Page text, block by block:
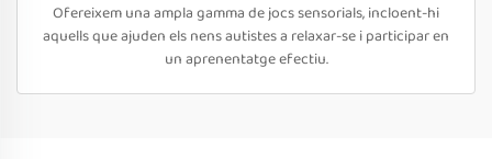
Ofereixem una ampla gamma de jocs sensorials, incloent-hi
aquells que ajuden els nens autistes a relaxar-se i participar en
un aprenentatge efectiu.